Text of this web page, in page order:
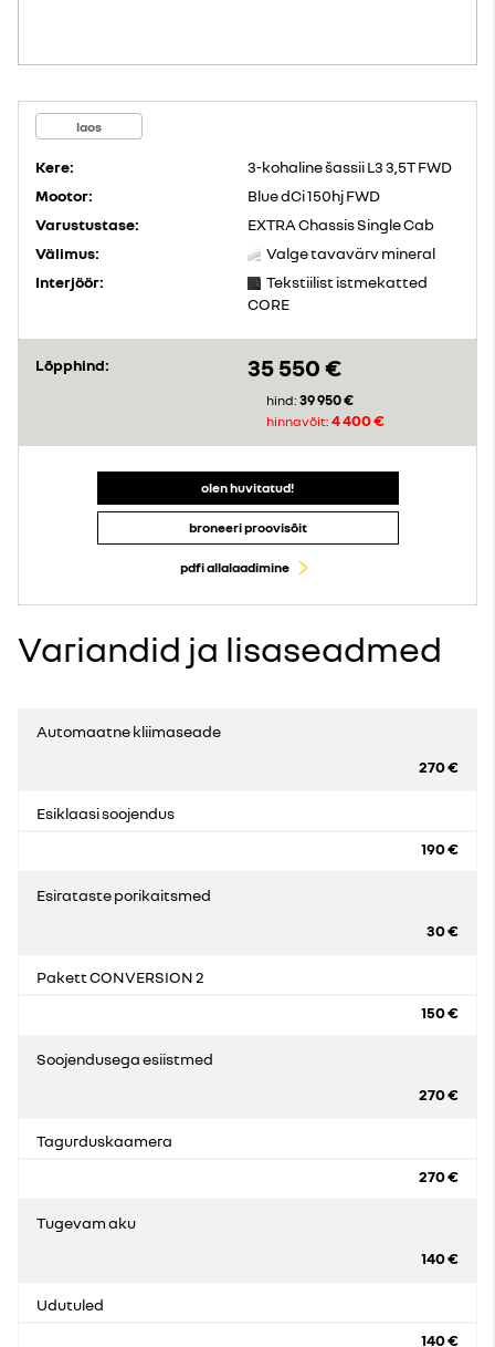
laos
Kere:
3-kohaline šassii L3 3,5T FWD
Mootor:
Blue dCi 150hj FWD
Varustustase:
EXTRA Chassis Single Cab
Välimus:
Valge tavavärv mineral
Interjöör:
Tekstiilist istmekatted
CORE
Lõpphind: 35 550 €
hind: 39 950 €
hinnavõit: 4 400 €
olen huvitatud!
broneeri proovisõit
pdfi allalaadimine
Variandid ja lisaseadmed
Automaatne kliimaseade
270 €
Esiklaasi soojendus
190 €
Esirataste porikaitsmed
30 €
Pakett CONVERSION 2
150 €
Soojendusega esiistmed
270 €
Tagurduskaamera
270 €
Tugevam aku
140 €
Udutuled
140 €